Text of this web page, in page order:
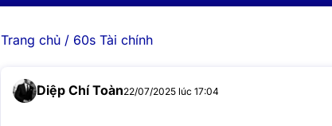
Trang chủ/ 60s Tài chính
Diệp Chí Toàn22/07/2025 lúc 17:04